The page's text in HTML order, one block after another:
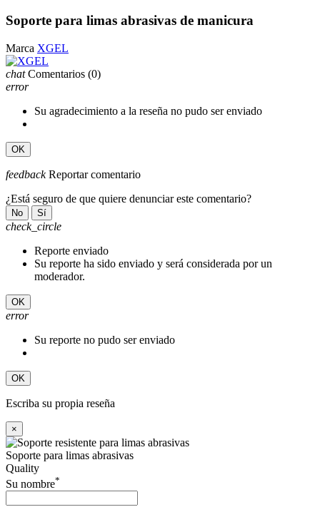
Soporte para limas abrasivas de manicura
Marca XGEL
chat Comentarios (0)
error
Su agradecimiento a la reseña no pudo ser enviado
OK
feedback Reportar comentario
¿Está seguro de que quiere denunciar este comentario?
No Sí
check_circle
Reporte enviado
Su reporte ha sido enviado y será considerada por un
moderador.
OK
error
Su reporte no pudo ser enviado
OK
Escriba su propia reseña
×
Soporte para limas abrasivas
Quality
Su nombre*